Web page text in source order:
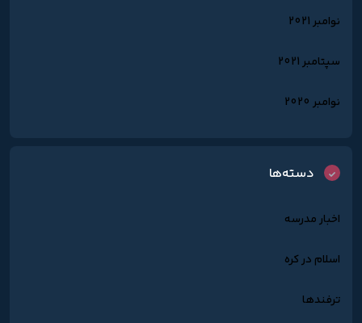
نوامبر 2021
سپتامبر 2021
نوامبر 2020
دسته‌ها
اخبار مدرسه
اسلام در کره
ترفندها